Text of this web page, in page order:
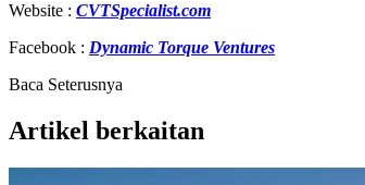
Website : CVTSpecialist.com
Facebook : Dynamic Torque Ventures
Baca Seterusnya
Artikel berkaitan